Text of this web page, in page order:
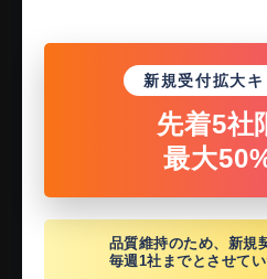
新規受付拡大
先着5社
最大
品質維持のため、新規
毎週1社までとさせて